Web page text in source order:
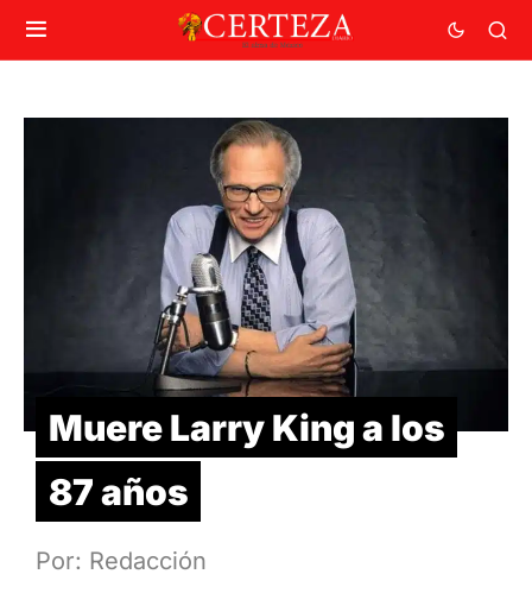
Muere Larry King a los
87 años
Por: Redacción